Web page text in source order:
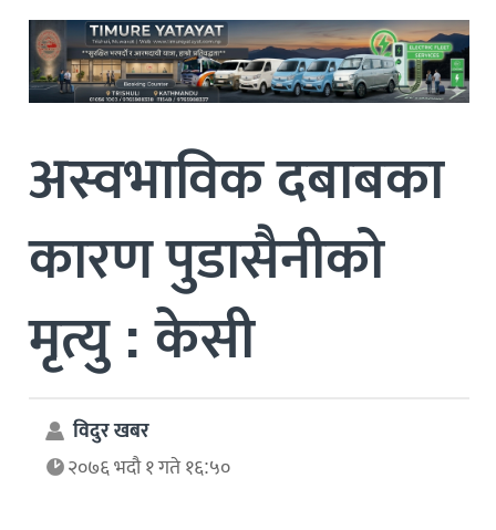
अस्वभाविक दबाबका
कारण पुडासैनीको
मृत्यु : केसी
विदुर खबर
२०७६ भदौ १ गते १६:५०